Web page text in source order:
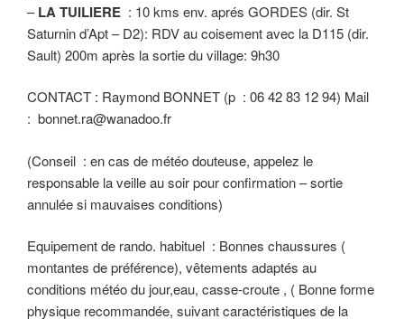
–LA TUILIERE : 10 kms env. aprés GORDES (dir. St
Saturnin d’Apt – D2): RDV au coisement avec la D115 (dir.
Sault) 200m après la sortie du village: 9h30
CONTACT : Raymond BONNET (p : 06 42 83 12 94) Mail
: bonnet.ra@wanadoo.fr
(Conseil : en cas de météo douteuse, appelez le
responsable la veille au soir pour confirmation – sortie
annulée si mauvaises conditions)
Equipement de rando. habituel : Bonnes chaussures (
montantes de préférence), vêtements adaptés au
conditions météo du jour,eau, casse-croute , ( Bonne forme
physique recommandée, suivant caractéristiques de la